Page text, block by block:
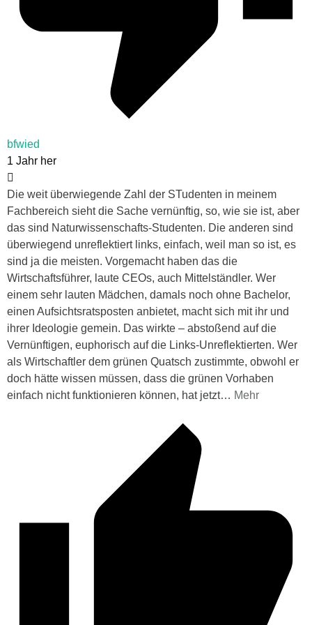
bfwied
1 Jahr her
Die weit überwiegende Zahl der STudenten in meinem
Fachbereich sieht die Sache vernünftig, so, wie sie ist, aber
das sind Naturwissenschafts-Studenten. Die anderen sind
überwiegend unreflektiert links, einfach, weil man so ist, es
sind ja die meisten. Vorgemacht haben das die
Wirtschaftsführer, laute CEOs, auch Mittelständler. Wer
einem sehr lauten Mädchen, damals noch ohne Bachelor,
einen Aufsichtsratsposten anbietet, macht sich mit ihr und
ihrer Ideologie gemein. Das wirkte – abstoßend auf die
Vernünftigen, euphorisch auf die Links-Unreflektierten. Wer
als Wirtschaftler dem grünen Quatsch zustimmte, obwohl er
doch hätte wissen müssen, dass die grünen Vorhaben
einfach nicht funktionieren können, hat jetzt… Mehr